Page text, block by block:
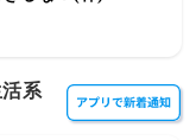
系